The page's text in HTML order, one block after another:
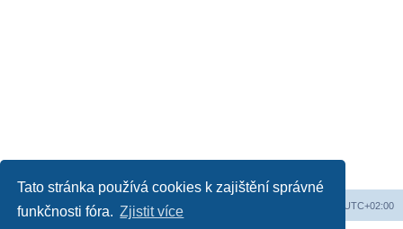
Tato stránka používá cookies k zajištění správné
funkčnosti fóra. Zjistit více
Obsah fóra UTC+02:00